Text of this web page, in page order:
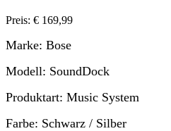
Preis: € 169,99
Marke: Bose
Modell: SoundDock
Produktart: Music System
Farbe: Schwarz / Silber